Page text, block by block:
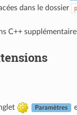
dans le dossier
C++
Paramètres